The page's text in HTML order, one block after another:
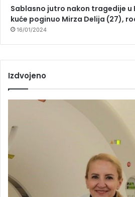
Sablasno jutro nakon tragedije u
kuće poginuo Mirza Delija (27),
16/01/2024
Izdvojeno